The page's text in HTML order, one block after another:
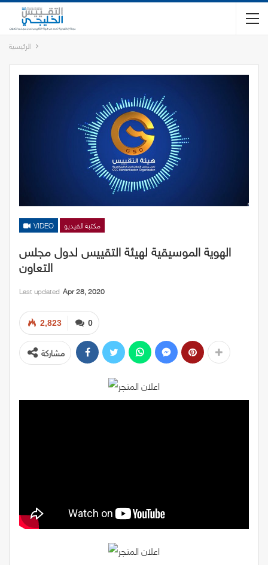
الرئيسية
VIDEO مكتبة الفيديو
الهوية الموسيقية لهيئة التقييس لدول مجلس
التعاون
Last updated Apr 28, 2020
0
2,823
مشاركة